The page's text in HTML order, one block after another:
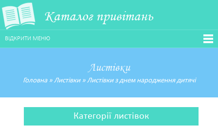
Каталог привітань
ВІДКРИТИ МЕНЮ
Листівки
Головна» Листівки» Листівки з днем народження дитячі
Категорії листівок